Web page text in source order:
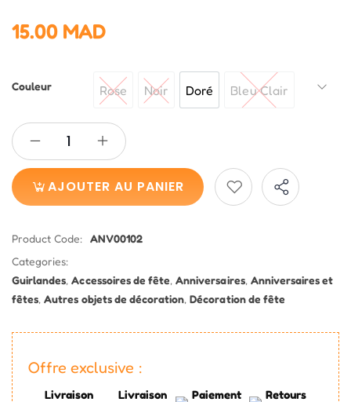
15.00 MAD
Couleur Rose
Rose Noir
Noir Doré
Doré Bleu Clair
Bleu Clair
AJOUTER AU PANIER
Product Code: ANV00102
Categories:
Guirlandes,Accessoires de fête,Anniversaires, Anniversaires et
fêtes,Autres objets de décoration,Décoration de fête
Offre exclusive :
Livraison
Livraison
Paiement
Retours